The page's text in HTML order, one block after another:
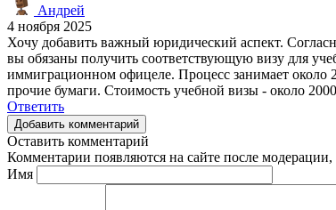
Андрей
4 ноября 2025
Хочу добавить важный юридический аспект.
вы обязаны получить соответствующую визу для
иммиграционном офицеле. Процесс занимает около
прочие бумаги. Стоимость учебной визы - около
Ответить
Добавить комментарий
Оставить комментарий
Комментарии появляются на сайте после модерации,
Имя